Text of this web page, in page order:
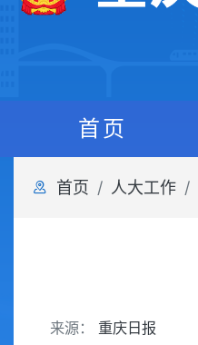
首页
首页 人大工作
来源： 重庆日报